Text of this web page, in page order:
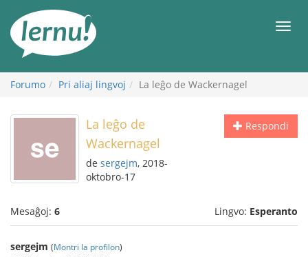
enhavo
Forumo Pri aliaj lingvoj La leĝo de Wackernagel
Respondi
La leĝo de
Wackernagel
de sergejm, 2018-
oktobro-17
Mesaĝoj: 6 Lingvo: Esperanto
sergejm (Montri la profilon)